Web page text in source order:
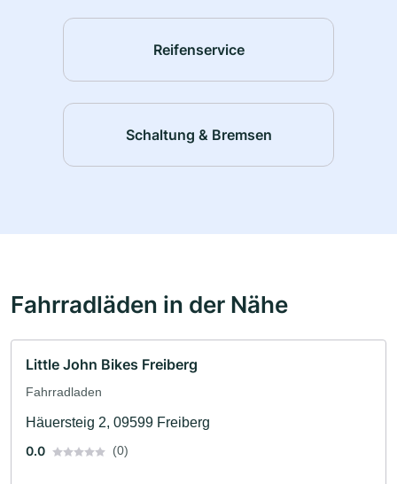
Reifenservice
Schaltung & Bremsen
Fahrradläden in der Nähe
Little John Bikes Freiberg
Fahrradladen
Häuersteig 2, 09599 Freiberg
0.0
(0)